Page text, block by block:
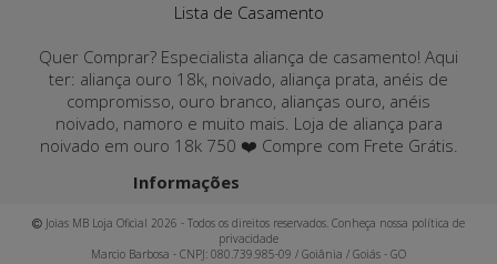
Lista de Casamento
Quer Comprar? Especialista aliança de casamento! Aqui
ter: aliança ouro 18k, noivado, aliança prata, anéis de
compromisso, ouro branco, alianças ouro, anéis
noivado, namoro e muito mais. Loja de aliança para
noivado em ouro 18k 750 ❤️ Compre com Frete Grátis.
Informações
Joias MB Loja Oficial 2026 - Todos os direitos reservados. Conheça nossa política de
privacidade
Marcio Barbosa - CNPJ: 080.739.985-09 / Goiânia / Goiás - GO